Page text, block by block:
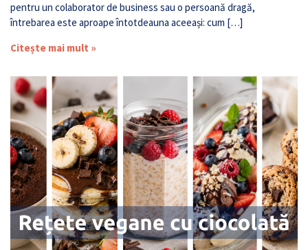
pentru un colaborator de business sau o persoană dragă,
întrebarea este aproape întotdeauna aceeași: cum […]
Citește mai mult »